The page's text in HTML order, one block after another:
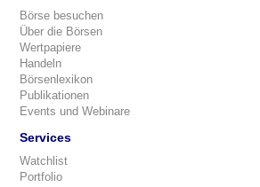
Börse besuchen
Über die Börsen
Wertpapiere
Handeln
Börsenlexikon
Publikationen
Events und Webinare
Services
Watchlist
Portfolio